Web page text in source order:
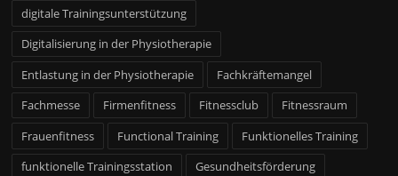
digitale Trainingsunterstützung
Digitalisierung in der Physiotherapie
Entlastung in der Physiotherapie
Fachkräftemangel
Fachmesse
Firmenfitness Fitnessclub
Fitnessraum
Frauenfitness
Functional Training
Funktionelles Training
funktionelle Trainingsstation
Gesundheitsförderung